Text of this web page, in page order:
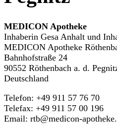
MEDICON Apotheke
Inhaberin Gesa Anhalt und
MEDICON Apotheke
Bahnhofstraße 24
90552 Röthenbach a. d.
Deutschland
Telefon: +49 911 57 76 70
Telefax: +49 911 57 00 196
Email: rtb@medicon-